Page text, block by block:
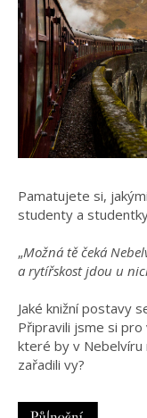
Pamatujete si,
studenty a
„Možná tě čeká
a rytířskost jdou u
Jaké knižní postavy
Připravili jsme si
které by v Nebelvíru
zařadili vy?